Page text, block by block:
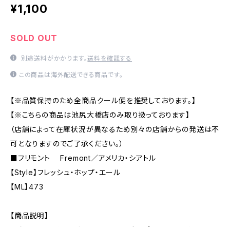
¥1,100
SOLD OUT
別途送料がかかります。送料を確認する
この商品は海外配送できる商品です。
【※品質保持のため全商品クール便を推奨しております。】
【※こちらの商品は池尻大橋店のみ取り扱っております】
（店舗によって在庫状況が異なるため別々の店舗からの発送は不
可となりますのでご了承ください。）
■フリモント Fremont／アメリカ・シアトル
【Style】フレッシュ・ホップ・エール
【ML】473
【商品説明】